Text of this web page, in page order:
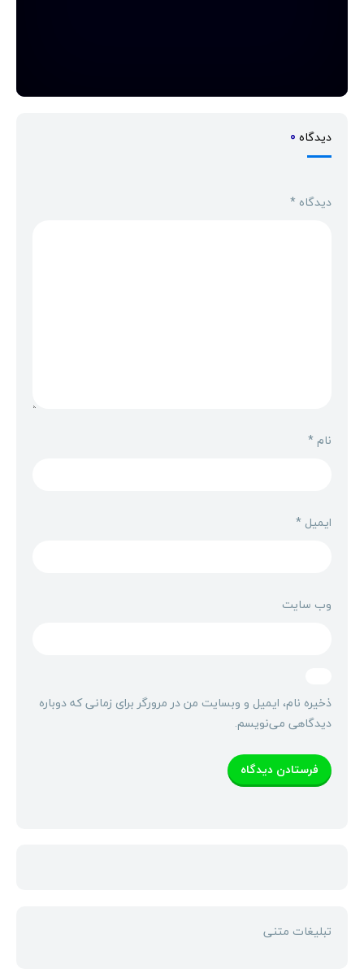
دیدگاه 0
دیدگاه *
نام*
ایمیل *
وب‌ سایت
ذخیره نام، ایمیل و وبسایت من در مرورگر برای زمانی که دوباره
دیدگاهی می‌نویسم.
تبلیغات متنی